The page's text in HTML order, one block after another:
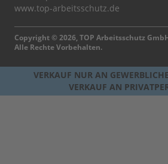
www.top-arbeitsschutz.de
Copyright © 2026, TOP Arbeitsschutz
Alle Rechte Vorbehalten.
VERKAUF NUR AN
VERKAUF AN